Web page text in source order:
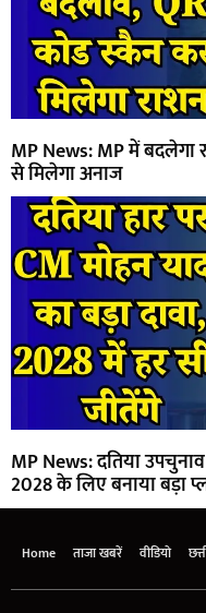
MP News: MP में
से मिलेगा अनाज
MP News: दतिया
2028 के लिए बनाया बड़ा
Home ताजा खबरें वीडियो